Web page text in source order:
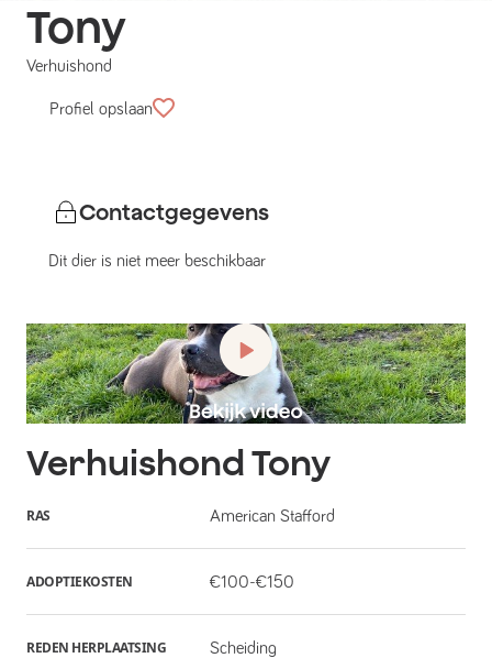
Tony
Verhuishond
Profiel opslaan
Contactgegevens
Dit dier is niet meer beschikbaar
VerhuishondTony
RAS American Stafford
ADOPTIEKOSTEN €100-€150
REDEN HERPLAATSING Scheiding